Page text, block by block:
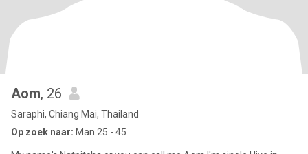
Aom, 26
Saraphi, Chiang Mai, Thailand
Op zoek naar: Man 25 - 45